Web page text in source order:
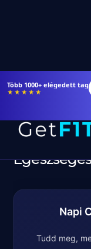
Étrendek, receptek és
★★★★★
Cukor
Ajánlott
Napi
Tudd meg,